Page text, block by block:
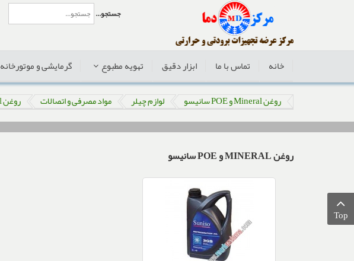
جستجو...
خانه تماس با ما ابزار دقیق تهویه مطبوع گرمایشی و موتورخانه
روغن Mineral و POE سانیسو لوازم چیلر مواد مصرفی و اتصالات روغن Mineral و POE سانیسو
روغن MINERAL و POE سانیسو
Top